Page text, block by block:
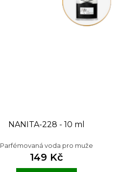
NANITA-228 - 10 ml
Parfémovaná voda pro muže
149 Kč